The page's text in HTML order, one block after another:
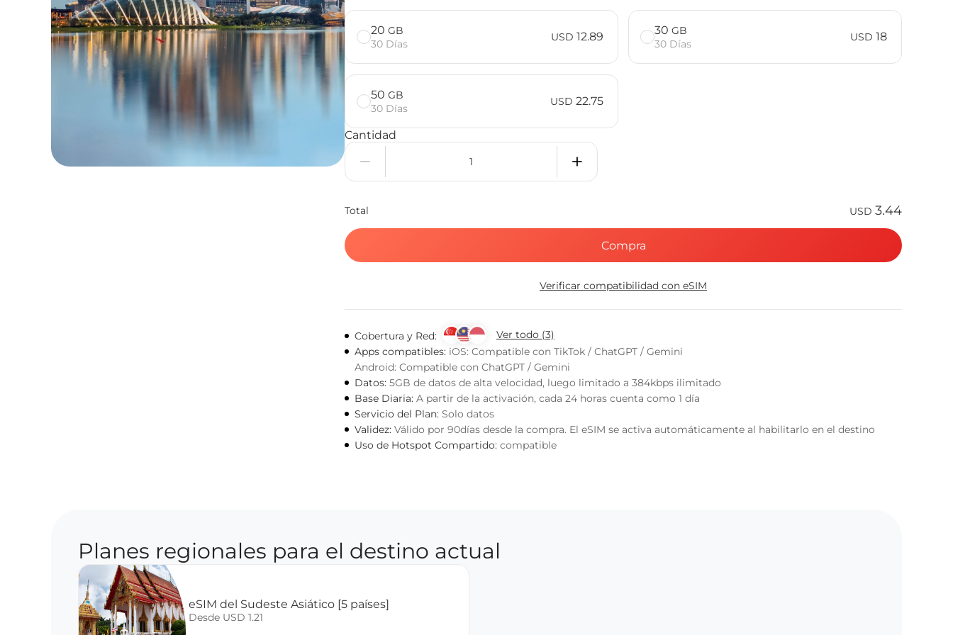
20 GB
30 Días
USD 12.89 30 GB
30 Días
USD 18
50 GB
30 Días
USD 22.75
Cantidad
Total USD 3.44
Compra
Verificar compatibilidad con eSIM
Cobertura y Red:
Ver todo (3)
Apps compatibles: iOS: Compatible con TikTok / ChatGPT / Gemini
Android: Compatible con ChatGPT / Gemini
Datos: 5GB de datos de alta velocidad, luego limitado a 384kbps ilimitado
Base Diaria: A partir de la activación, cada 24 horas cuenta como 1 día
Servicio del Plan: Solo datos
Validez: Válido por 90días desde la compra. El eSIM se activa automáticamente al habilitarlo en el destino
Uso de Hotspot Compartido: compatible
Planes regionales para el destino actual
eSIM del Sudeste Asiático [5 países]
Desde USD 1.21